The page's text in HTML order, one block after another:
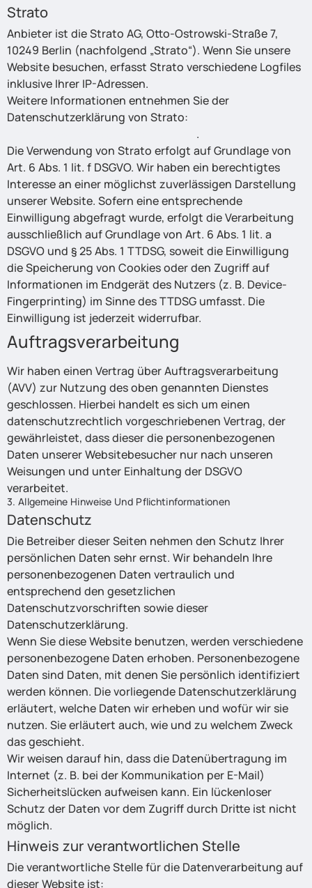
Strato
Anbieter ist die Strato AG, Otto-Ostrowski-Straße 7,
10249 Berlin (nachfolgend „Strato“). Wenn Sie unsere
Website besuchen, erfasst Strato verschiedene Logfiles
inklusive Ihrer IP-Adressen.
Weitere Informationen entnehmen Sie der
Datenschutzerklärung von Strato:
.
Die Verwendung von Strato erfolgt auf Grundlage von
Art. 6 Abs. 1 lit. f DSGVO. Wir haben ein berechtigtes
Interesse an einer möglichst zuverlässigen Darstellung
unserer Website. Sofern eine entsprechende
Einwilligung abgefragt wurde, erfolgt die Verarbeitung
ausschließlich auf Grundlage von Art. 6 Abs. 1 lit. a
DSGVO und § 25 Abs. 1 TTDSG, soweit die Einwilligung
die Speicherung von Cookies oder den Zugriff auf
Informationen im Endgerät des Nutzers (z. B. Device-
Fingerprinting) im Sinne des TTDSG umfasst. Die
Einwilligung ist jederzeit widerrufbar.
Auftragsverarbeitung
Wir haben einen Vertrag über Auftragsverarbeitung
(AVV) zur Nutzung des oben genannten Dienstes
geschlossen. Hierbei handelt es sich um einen
datenschutzrechtlich vorgeschriebenen Vertrag, der
gewährleistet, dass dieser die personenbezogenen
Daten unserer Websitebesucher nur nach unseren
Weisungen und unter Einhaltung der DSGVO
verarbeitet.
3. Allgemeine Hinweise Und Pflichtinformationen
Datenschutz
Die Betreiber dieser Seiten nehmen den Schutz Ihrer
persönlichen Daten sehr ernst. Wir behandeln Ihre
personenbezogenen Daten vertraulich und
entsprechend den gesetzlichen
Datenschutzvorschriften sowie dieser
Datenschutzerklärung.
Wenn Sie diese Website benutzen, werden verschiedene
personenbezogene Daten erhoben. Personenbezogene
Daten sind Daten, mit denen Sie persönlich identifiziert
werden können. Die vorliegende Datenschutzerklärung
erläutert, welche Daten wir erheben und wofür wir sie
nutzen. Sie erläutert auch, wie und zu welchem Zweck
das geschieht.
Wir weisen darauf hin, dass die Datenübertragung im
Internet (z. B. bei der Kommunikation per E-Mail)
Sicherheitslücken aufweisen kann. Ein lückenloser
Schutz der Daten vor dem Zugriff durch Dritte ist nicht
möglich.
Hinweis zur verantwortlichen Stelle
Die verantwortliche Stelle für die Datenverarbeitung auf
dieser Website ist: